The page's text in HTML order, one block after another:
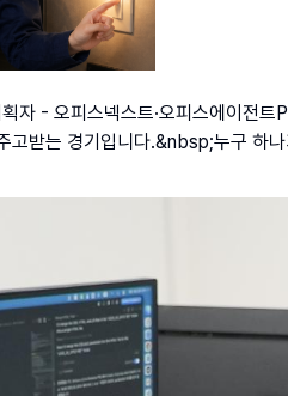
자 - 오피스넥스트·오피스에이전트
고받는 경기입니다.&nbsp;누구 하